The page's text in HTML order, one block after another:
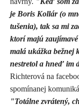
je Boris Kollár (o
tušenia), tak sa mi
ktorí majú
malá ukážka bežnej
nestretol a hneď im
Richterová na
spomínanej
"Totálne zvrátený,